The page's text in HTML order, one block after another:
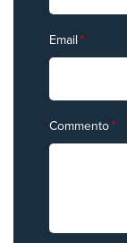
Email *
Commento*